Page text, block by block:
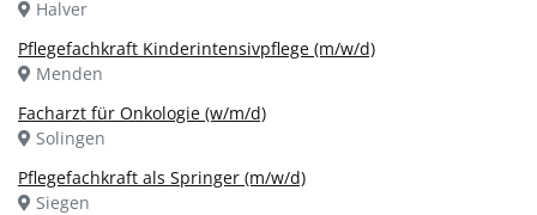
Halver
Pflegefachkraft Kinderintensivpflege (m/w/d)
Menden
Facharzt für Onkologie (w/m/d)
Solingen
Pflegefachkraft als Springer (m/w/d)
Siegen